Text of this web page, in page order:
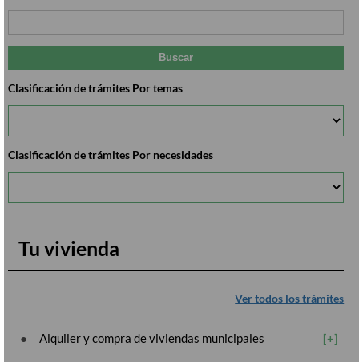
Clasificación de trámites Por temas
Clasificación de trámites Por necesidades
Tu vivienda
Ver todos los trámites
Alquiler y compra de viviendas municipales